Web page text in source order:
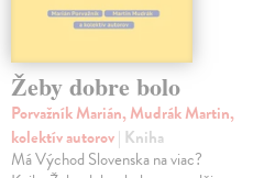
Žeby dobre bolo
Porvažník Marián, Mudrák Martin,
kolektív autorov| Kniha
Má Východ Slovenska na viac?